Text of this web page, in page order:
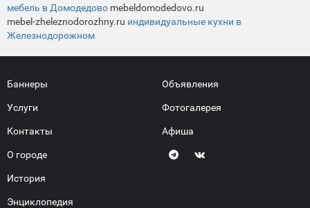
мебель в Домодедово mebeldomodedovo.ru
mebel-zheleznodorozhny.ru индивидуальные кухни в
Железнодорожном
Баннеры
Услуги
Контакты
О городе
История
Энциклопедия
Объявления
Фотогалерея
Афиша